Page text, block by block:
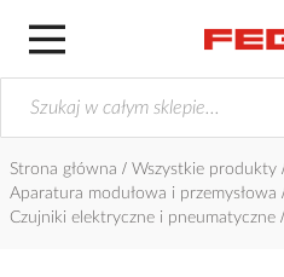
Strona główna
Wszystkie produkty
Aparatura modułowa i przemysłowa
Czujniki elektryczne i pneumatyczne